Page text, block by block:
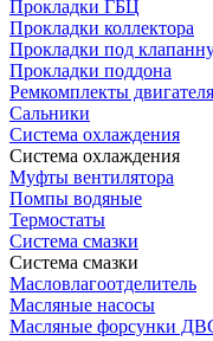
Прокладки ГБЦ
Прокладки коллектора
Прокладки под
Прокладки поддона
Ремкомплекты двигателя
Сальники
Система охлаждения
Система охлаждения
Муфты вентилятора
Помпы водяные
Термостаты
Система смазки
Система смазки
Масловлагоотделитель
Масляные насосы
Масляные форсунки